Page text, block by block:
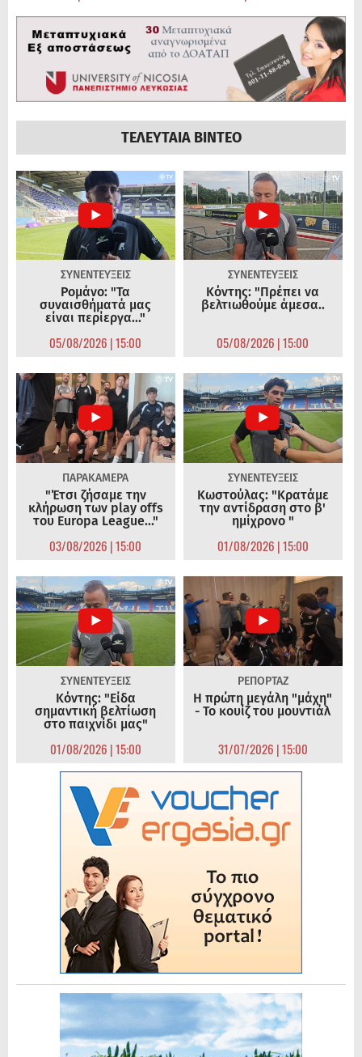
ΤΕΛΕΥΤΑΙΑ ΒΙΝΤΕΟ
ΣΥΝΕΝΤΕΥΞΕΙΣ
Ρομάνο: "Τα
συναισθήματά μας
είναι περίεργα..."
05/08/2026 | 15:00
ΣΥΝΕΝΤΕΥΞΕΙΣ
Κόντης: "Πρέπει να
βελτιωθούμε άμεσα..
05/08/2026 | 15:00
ΠΑΡΑΚΑΜΕΡΑ
"Έτσι ζήσαμε την
κλήρωση των play offs
του Europa League..."
03/08/2026 | 15:00
ΣΥΝΕΝΤΕΥΞΕΙΣ
Κωστούλας: "Κρατάμε
την αντίδραση στο β'
ημίχρονο "
01/08/2026 | 15:00
ΣΥΝΕΝΤΕΥΞΕΙΣ
Κόντης: "Είδα
σημαντική βελτίωση
στο παιχνίδι μας"
01/08/2026 | 15:00
ΡΕΠΟΡΤΑΖ
Η πρώτη μεγάλη "μάχη"
- Το κουίζ του μουντιάλ
31/07/2026 | 15:00